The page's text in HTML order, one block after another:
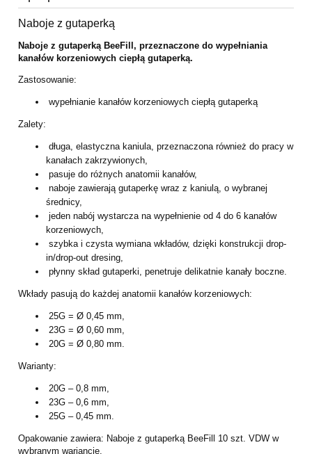
Naboje z gutaperką
Naboje z gutaperką BeeFill, przeznaczone do wypełniania
kanałów korzeniowych ciepłą gutaperką.
Zastosowanie:
wypełnianie kanałów korzeniowych ciepłą gutaperką
Zalety:
długa, elastyczna kaniula, przeznaczona również do pracy w
kanałach zakrzywionych,
pasuje do różnych anatomii kanałów,
naboje zawierają gutaperkę wraz z kaniulą, o wybranej
średnicy,
jeden nabój wystarcza na wypełnienie od 4 do 6 kanałów
korzeniowych,
szybka i czysta wymiana wkładów, dzięki konstrukcji drop-
in/drop-out dresing,
płynny skład gutaperki, penetruje delikatnie kanały boczne.
Wkłady pasują do każdej anatomii kanałów korzeniowych:
25G = Ø 0,45 mm,
23G = Ø 0,60 mm,
20G = Ø 0,80 mm.
Warianty:
20G – 0,8 mm,
23G – 0,6 mm,
25G – 0,45 mm.
Opakowanie zawiera: Naboje z gutaperką BeeFill 10 szt. VDW w
wybranym wariancie.